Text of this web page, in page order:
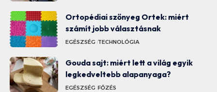
Ortopédiai szőnyeg Ortek: miért
számít jobb választásnak
EGÉSZSÉG TECHNOLÓGIA
Gouda sajt: miért lett a világ egyik
legkedveltebb alapanyaga?
EGÉSZSÉG FŐZÉS